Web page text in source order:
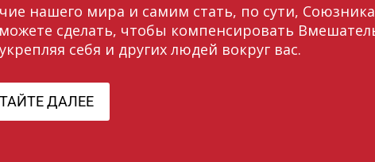
нашего мира и самим стать, по сути,
сделать, чтобы компенсировать
себя и других людей вокруг вас.
ДАЛЕЕ